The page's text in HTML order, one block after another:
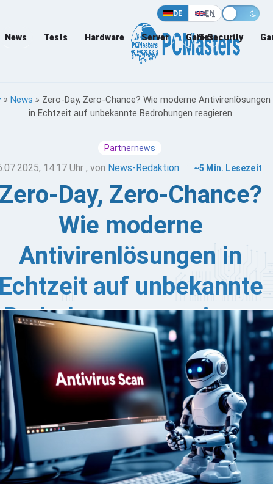
DE EN
News Tests Hardware Server Games
IT-Security
» News » Zero-Day, Zero-Chance? Wie moderne Antivirenlösungen
in Echtzeit auf unbekannte Bedrohungen reagieren
Partnernews
14:17 Uhr , von News-Redaktion ~5 Min. Lesezeit
Day, Zero-Chance?
Wie moderne
Antivirenlösungen in
auf unbekannte
Bedrohungen reagieren
Day-Exploits zählen zu den gefährlichsten
der IT-Welt. Sie schlagen zu, bevor
überhaupt wissen, dass es eine
gibt. Doch wie ist es möglich, empfindliche
vor dieser Bedrohung zu schützen?